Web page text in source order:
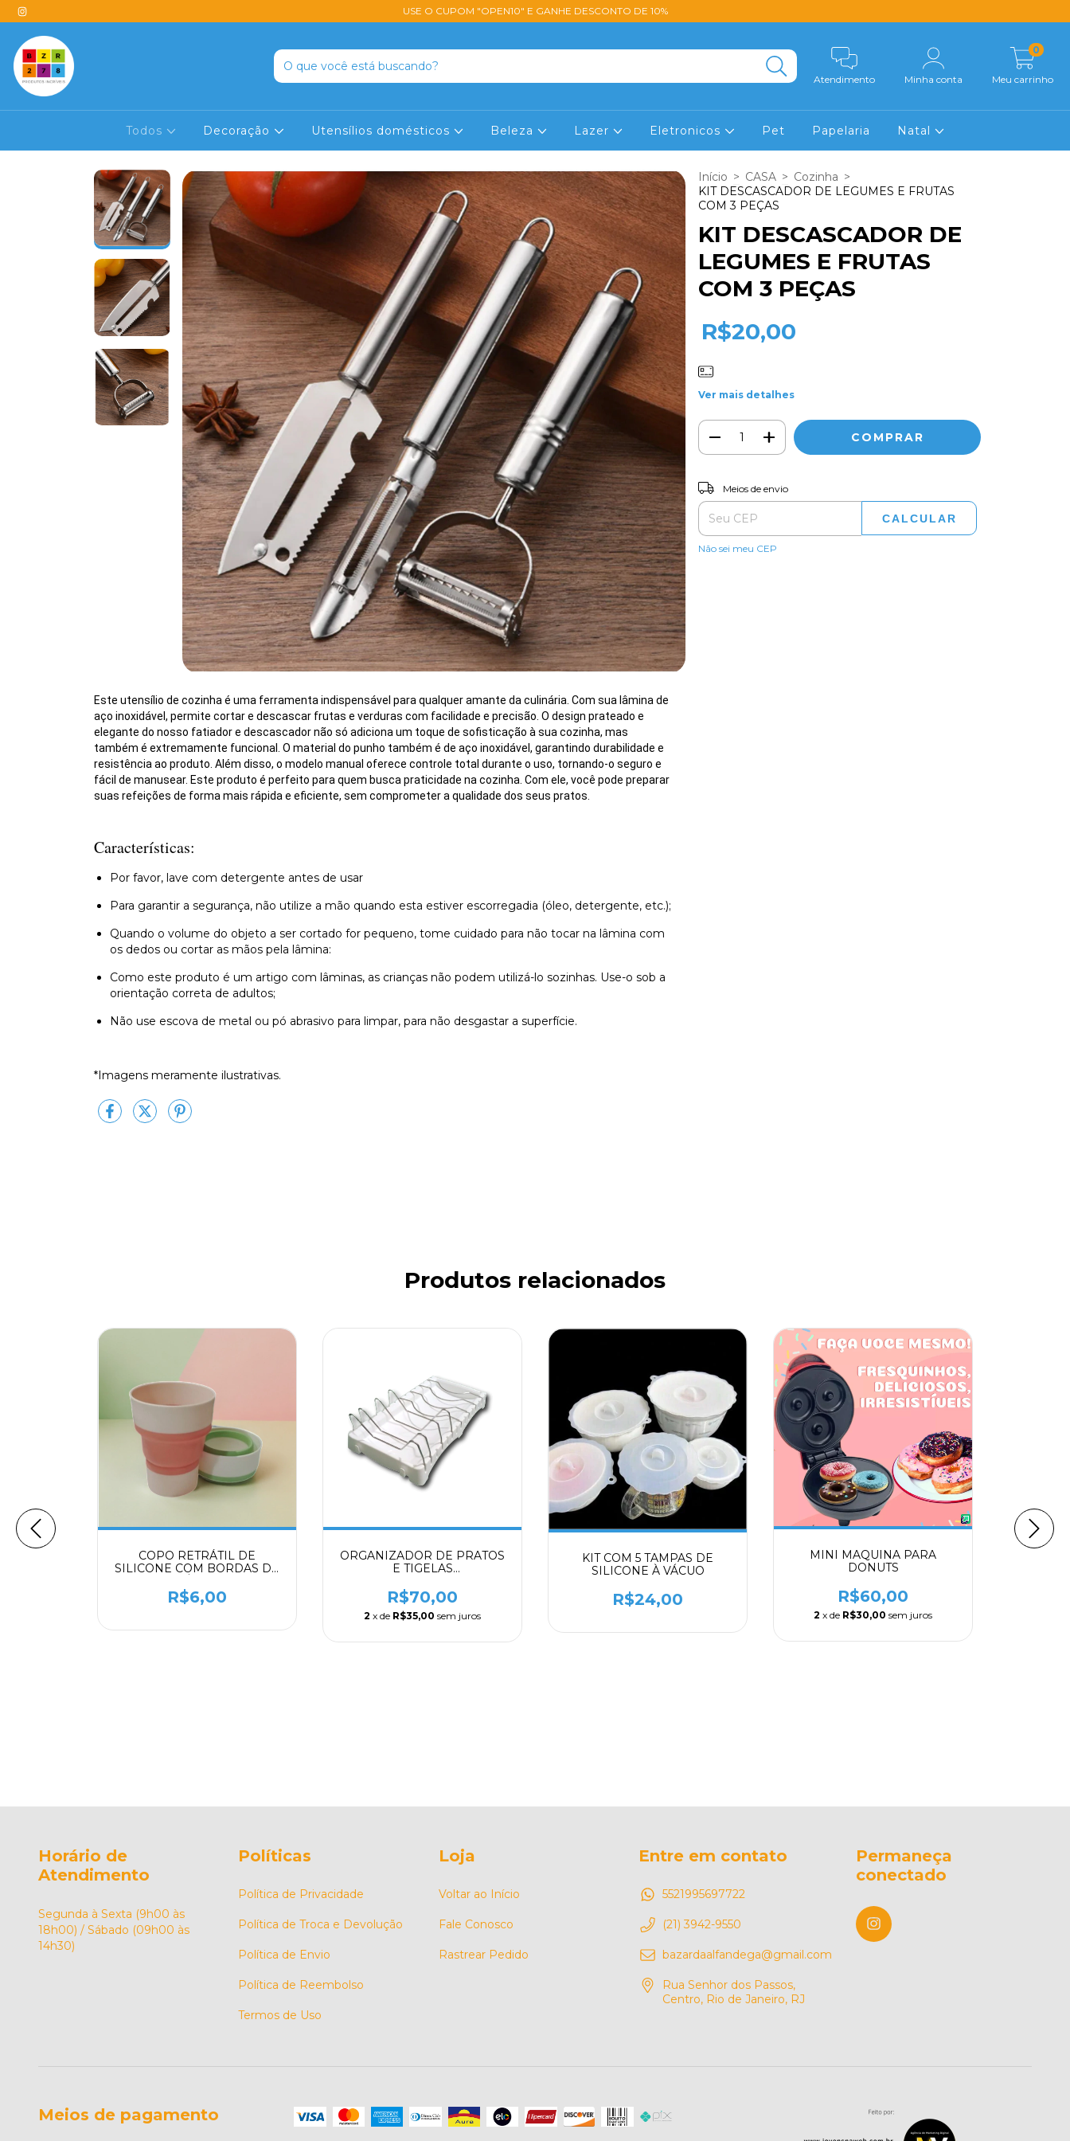
USE O CUPOM "OPEN10" E GANHE DESCONTO DE 10%
Atendimento Minha conta Meu carrinho
0
Todos Decoração Utensílios domésticos Beleza Lazer Eletronicos Pet Papelaria Natal
Este utensílio de cozinha é uma ferramenta indispensável para qualquer amante da culinária. Com sua lâmina de
aço inoxidável, permite cortar e descascar frutas e verduras com facilidade e precisão. O design prateado e
elegante do nosso fatiador e descascador não só adiciona um toque de sofisticação à sua cozinha, mas
também é extremamente funcional. O material do punho também é de aço inoxidável, garantindo durabilidade e
resistência ao produto. Além disso, o modelo manual oferece controle total durante o uso, tornando-o seguro e
fácil de manusear. Este produto é perfeito para quem busca praticidade na cozinha. Com ele, você pode preparar
suas refeições de forma mais rápida e eficiente, sem comprometer a qualidade dos seus pratos.
Características:
Por favor, lave com detergente antes de usar
Para garantir a segurança, não utilize a mão quando esta estiver escorregadia (óleo, detergente, etc.);
Quando o volume do objeto a ser cortado for pequeno, tome cuidado para não tocar na lâmina com
os dedos ou cortar as mãos pela lâmina:
Como este produto é um artigo com lâminas, as crianças não podem utilizá-lo sozinhas. Use-o sob a
orientação correta de adultos;
Não use escova de metal ou pó abrasivo para limpar, para não desgastar a superfície.
*Imagens meramente ilustrativas.
Início > CASA > Cozinha >
KIT DESCASCADOR DE LEGUMES E FRUTAS
COM 3 PEÇAS
KIT DESCASCADOR DE
LEGUMES E FRUTAS
COM 3 PEÇAS
R$20,00
Ver mais detalhes
Entregas para o CEP:
Meios de envio
CALCULAR
Não sei meu CEP
Produtos relacionados
COPO RETRÁTIL DE
SILICONE COM BORDAS DE
R$6,00
ORGANIZADOR DE PRATOS
E TIGELAS
R$70,00
2 x de R$35,00 sem juros
KIT COM 5 TAMPAS DE
SILICONE À VÁCUO
R$24,00
MINI MAQUINA PARA
DONUTS
R$60,00
2 x de R$30,00 sem juros
Horário de
Atendimento
Segunda à Sexta (9h00 às
18h00) / Sábado (09h00 às
14h30)
Políticas
Política de Privacidade
Política de Troca e Devolução
Política de Envio
Política de Reembolso
Termos de Uso
Loja
Voltar ao Início
Fale Conosco
Rastrear Pedido
Entre em contato
5521995697722
(21) 3942-9550
bazardaalfandega@gmail.com
Rua Senhor dos Passos,
Centro, Rio de Janeiro, RJ
Permaneça
conectado
Meios de pagamento